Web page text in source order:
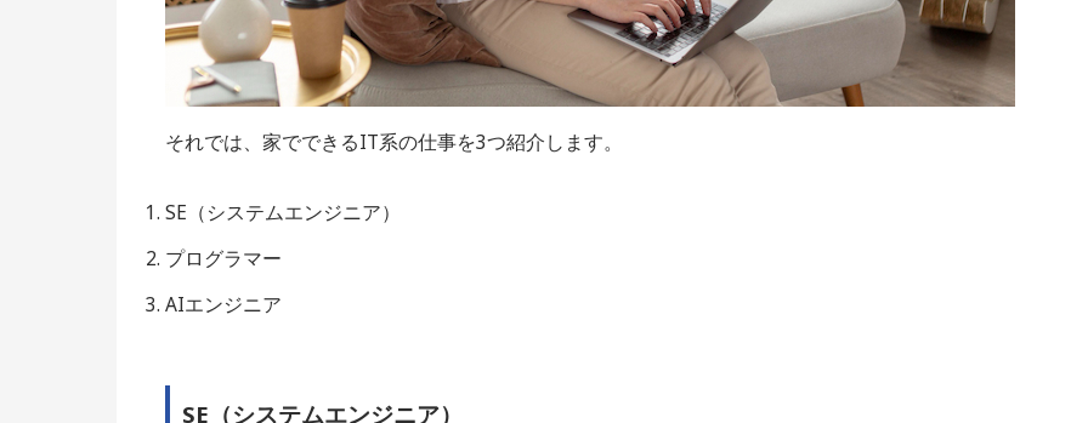
それでは、家でできるIT系の仕事を3つ紹介します。
SE（システムエンジニア）
プログラマー
AIエンジニア
SE（システムエンジニア）